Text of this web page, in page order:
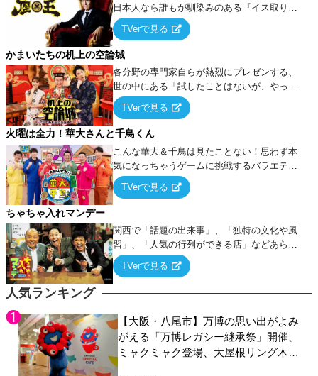
人気ランキング
【大阪・八尾市】万博の思い出がよみ
がえる「万博レガシー継承祭」開催、
ミャクミャク登場、大屋根リング木材
展示も
日本人なら誰もが馴染みのある『イス取りゲ
ーム』をベースに、大喜利・ギャグ・モノボ
ケ・歌…など様々なお題で芸人がショートネ
タを競い合う！
TVerで見る
かまいたちの机上の空論城
各分野の専門家自らが熱烈にプレゼンする、
世の中にある「試したことはないが、やって
みたらこうなる！…ハズ」という“机上の空
論”に若手芸人らがカラダを張って挑む！
TVerで見る
火曜は全力！華大さんと千鳥くん
こんな華大＆千鳥は見たことない！思わず本
気になっちゃうゲームに挑戦するバラエティ
ー！
TVerで見る
ちゃちゃ入れマンデー
関西で「話題の出来事」、「独特の文化や風
習」、「人気の行列ができる店」などあらゆ
るテーマについて好き放題にちゃちゃを入れ
ていく関西色を前面に押し出したトークバラ
TVerで見る